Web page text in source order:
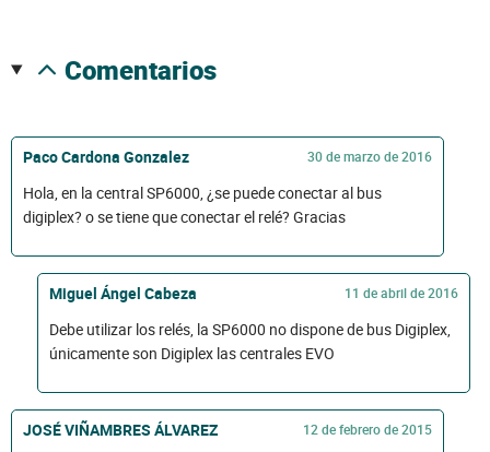
comentarios
Paco Cardona Gonzalez 30 de marzo de 2016
Hola, en la central SP6000, ¿se puede conectar al bus
digiplex? o se tiene que conectar el relé? Gracias
Miguel Ángel Cabeza 11 de abril de 2016
Debe utilizar los relés, la SP6000 no dispone de bus Digiplex,
únicamente son Digiplex las centrales EVO
JOSÉ VIÑAMBRES ÁLVAREZ 12 de febrero de 2015